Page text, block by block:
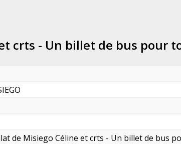
crts - Un billet de bus pour
de Misiego Céline et crts - Un billet de bus